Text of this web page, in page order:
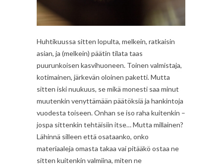
Huhtikuussa sitten lopulta, melkein, ratkaisin
asian, ja (melkein) päätin tilata taas
puurunkoisen kasvihuoneen. Toinen valmistaja,
kotimainen, järkevän oloinen paketti. Mutta
sitten iski nuukuus, se mikä monesti saa minut
muutenkin venyttämään päätöksiä ja hankintoja
vuodesta toiseen. Onhan se iso raha kuitenkin –
jospa sittenkin tehtäisiin itse… Mutta millainen?
Lähinnä silleen että osataanko, onko
materiaaleja omasta takaa vai pitääkö ostaa ne
sitten kuitenkin valmiina, miten ne